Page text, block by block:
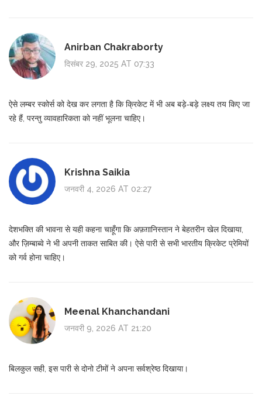
Anirban Chakraborty
दिसंबर 29, 2025 AT 07:33
ऐसे लम्बर स्कोर्स को देख कर लगता है कि क्रिकेट में भी अब बड़े‑बड़े लक्ष्य तय किए जा
रहे हैं, परन्तु व्यावहारिकता को नहीं भूलना चाहिए।
Krishna Saikia
जनवरी 4, 2026 AT 02:27
देशभक्ति की भावना से यही कहना चाहूँगा कि अफ़ग़ानिस्तान ने बेहतरीन खेल दिखाया,
और ज़िम्बाब्वे ने भी अपनी ताकत साबित की। ऐसे पारी से सभी भारतीय क्रिकेट प्रेमियों
को गर्व होना चाहिए।
Meenal Khanchandani
जनवरी 9, 2026 AT 21:20
बिलकुल सही, इस पारी से दोनो टीमों ने अपना सर्वश्रेष्ठ दिखाया।